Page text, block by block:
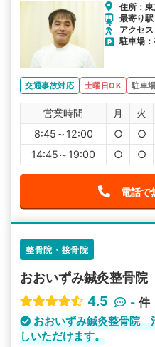
住所：
最寄り
アクセ
駐車場
交通事故対応 土曜日OK 駐車
営業時間 月 火
8:45～12:00
○ ○
14:45～19:00
○ ○
電話で
整骨院・接骨院
おおいずみ鍼灸整骨
4.5
- 件
おおいずみ鍼灸整骨院
しいただけます。